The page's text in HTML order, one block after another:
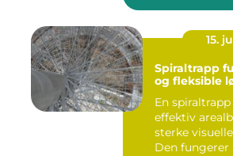
15.
Spiraltrapp funksjon, form
og fleksible
En
effektiv
sterke
Den fungerer